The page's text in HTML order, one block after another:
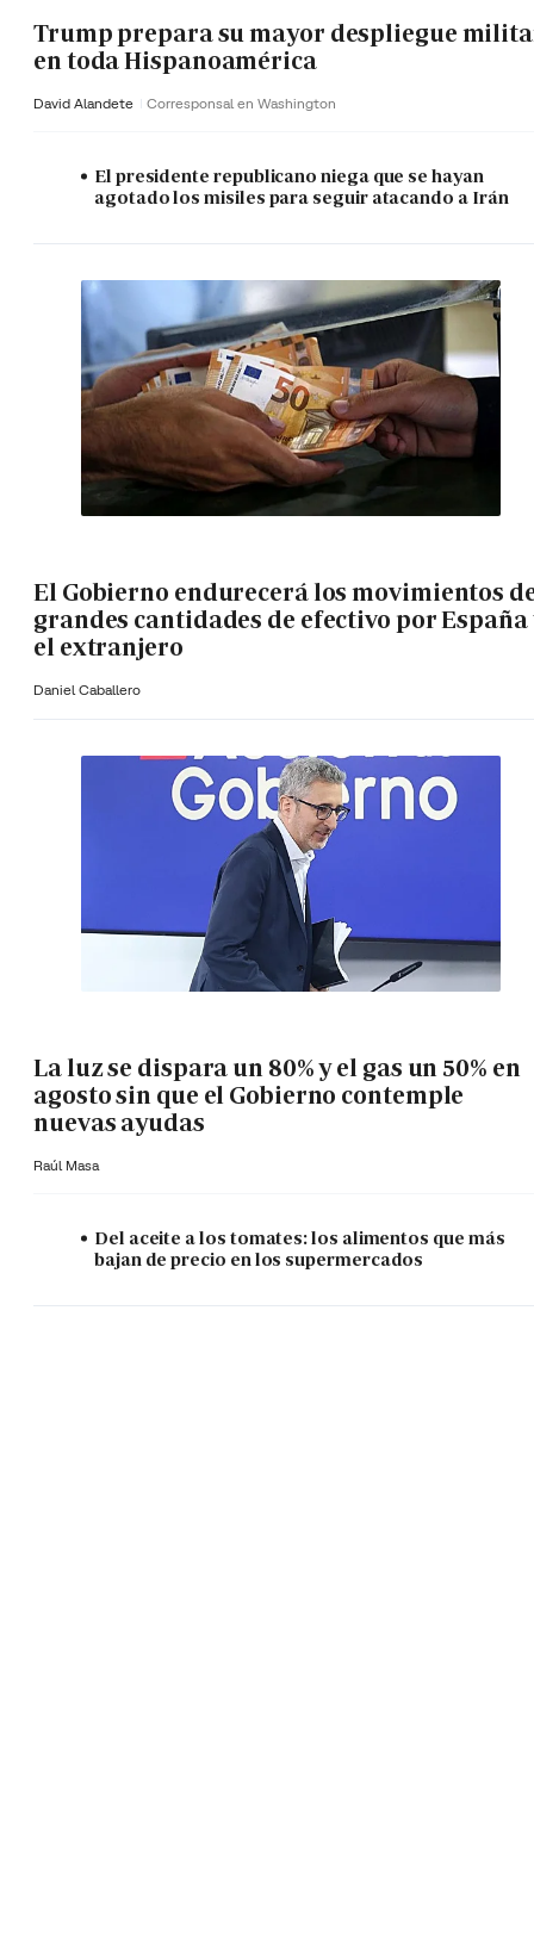
Trump prepara su mayor despliegue
en toda Hispanoamérica
David Alandete Corresponsal en Washington
El presidente republicano niega que se hayan
agotado los misiles para seguir atacando a Irán
El Gobierno endurecerá los movimientos
grandes cantidades de efectivo por España
el extranjero
Daniel Caballero
La luz se dispara un 80% y el gas un 50% en
agosto sin que el Gobierno contemple
nuevas ayudas
Raúl Masa
Del aceite a los tomates: los alimentos que más
bajan de precio en los supermercados